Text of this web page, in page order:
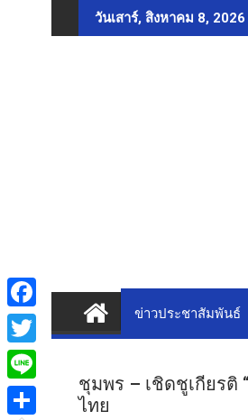
to
วันเสาร์, สิงหาคม 8, 2026
ข่าวประชาสัมพันธ์
ชุมพร – เชิดชูเกียรติ
ไทย
F
a
c
e
T
w
i
L